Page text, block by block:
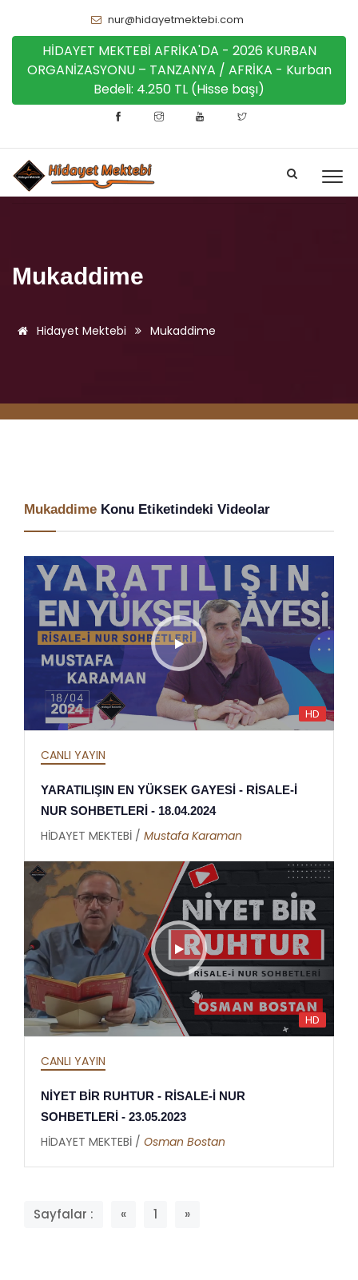
nur@hidayetmektebi.com
HİDAYET MEKTEBİ AFRİKA'DA - 2026 KURBAN
ORGANİZASYONU – TANZANYA / AFRİKA - Kurban
Bedeli: 4.250 TL (Hisse başı)
Mukaddime
Hidayet Mektebi Mukaddime
Mukaddime Konu Etiketindeki Videolar
HD
CANLI YAYIN
YARATILIŞIN EN YÜKSEK GAYESİ - RİSALE-İ
NUR SOHBETLERİ - 18.04.2024
HİDAYET MEKTEBİ / Mustafa Karaman
HD
CANLI YAYIN
NİYET BİR RUHTUR - RİSALE-İ NUR
SOHBETLERİ - 23.05.2023
HİDAYET MEKTEBİ / Osman Bostan
Sayfalar : « 1 »